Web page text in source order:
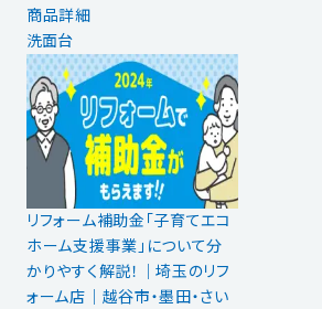
商品詳細
洗面台
リフォーム補助金「子育てエコ
ホーム支援事業」について分
かりやすく解説！｜埼玉のリフ
ォーム店｜越谷市・墨田・さい